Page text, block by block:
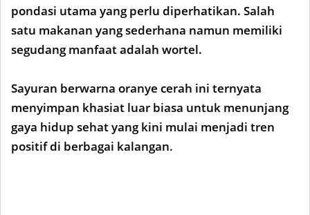
pondasi utama yang perlu diperhatikan. Salah
satu makanan yang sederhana namun memiliki
segudang manfaat adalah wortel.
Sayuran berwarna oranye cerah ini ternyata
menyimpan khasiat luar biasa untuk menunjang
gaya hidup sehat yang kini mulai menjadi tren
positif di berbagai kalangan.